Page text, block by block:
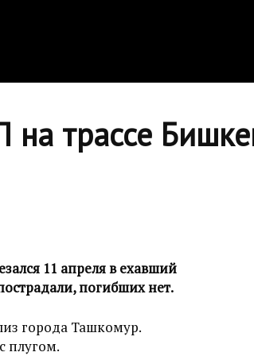
на трассе
11 апреля в ехавший
погибших нет.
города Ташкомур.
плугом.